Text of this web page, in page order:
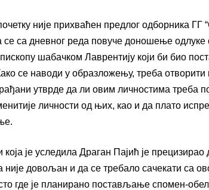
није прихваћен предлог одборника ГГ
се са дневног реда повуче доношење
шабачком Лаврентију који би био
се наводи у образложењу, треба
утврде да ли овим личностима треба
личности од њих, као и да плато
која је уследила Драган Пајић је
није довољан и да се требало сачекати са
где је планирано постављање спомен-